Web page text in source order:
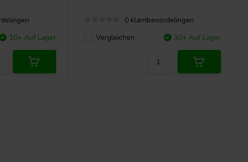
10+ Auf Lager
0 klantbeoordelingen
Vergleichen
10+ Auf Lager